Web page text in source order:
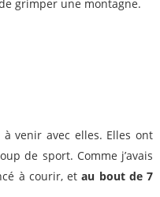
grimper une montagne.
venir avec elles. Elles ont
de sport. Comme j’avais
à courir, etau bout de 7